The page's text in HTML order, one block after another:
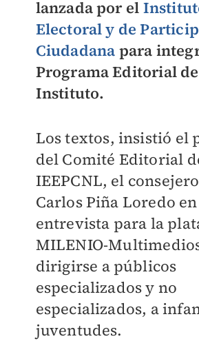
lanzada por el
Electoral y de
Ciudadana para
Programa Editorial
Instituto.
Los textos, insistió el
del Comité Editorial
IEEPCNL, el
Carlos Piña Loredo en
entrevista para la
MILENIO-
dirigirse a públicos
especializados y no
especializados, a
juventudes.